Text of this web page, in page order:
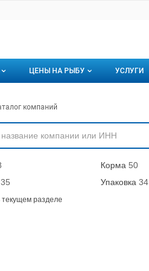
fishretail.ru
fishretail.ru
участием
ЦЕНЫ НА РЫБУ
Актуальные мониторинги
Динамика цен
УСЛУГИ
по компаниям
компаний
Корма 50
35 Упаковка 34
текущем разделе